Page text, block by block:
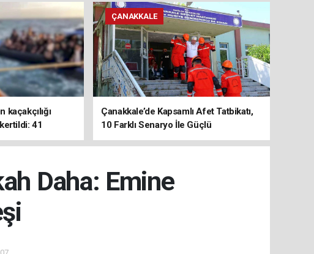
kaçakçılığı
41
ÇANAKKALE
Çanakkale’de Kapsamlı Afet Tatbikatı,
10 Farklı Senaryo İle Güçlü
Koordinasyon
Daha: Emine